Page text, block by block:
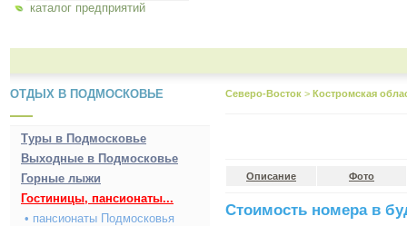
каталог предприятий
ОТДЫХ В ПОДМОСКОВЬЕ
Туры в Подмосковье
Выходные в Подмосковье
Горные лыжи
Гостиницы, пансионаты...
• пансионаты Подмосковья
Северо-Восток > Костромская
Описание Фото
Стоимость номера в